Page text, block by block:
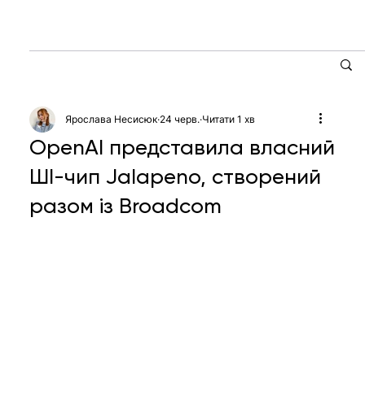
OpenAI представила власний
ШІ-чип Jalapeno, створений
разом із Broadcom
Ярослава Несисюк 24 черв. Читати 1 хв